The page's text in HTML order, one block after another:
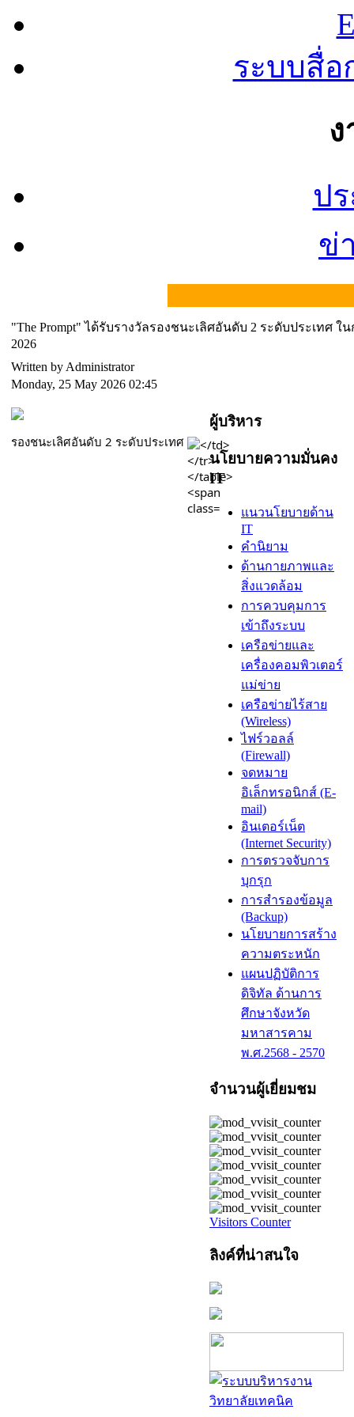
ระบบสื่อ
ป
ข่
"The Prompt" ได้รับรางวัลรองชนะเลิศอันดับ 2 ระดับประเทศ ใน
2026
Written by Administrator
Monday, 25 May 2026 02:45
รองชนะเลิศอันดับ 2 ระดับประเทศ
ผู้บริหาร
นโยบายความมั่นคง
IT
แนวนโยบายด้าน
IT
คำนิยาม
ด้านกายภาพและ
สิ่งแวดล้อม
การควบคุมการ
เข้าถึงระบบ
เครือข่ายและ
เครื่องคอมพิวเตอร์
แม่ข่าย
เครือข่ายไร้สาย
(Wireless)
ไฟร์วอลล์
(Firewall)
จดหมาย
อิเล็กทรอนิกส์ (E-
mail)
อินเตอร์เน็ต
(Internet Security)
การตรวจจับการ
บุกรุก
การสำรองข้อมูล
(Backup)
นโยบายการสร้าง
ความตระหนัก
แผนปฏิบัติการ
ดิจิทัล ด้านการ
ศึกษาจังหวัด
มหาสารคาม
พ.ศ.2568 - 2570
จำนวนผู้เยี่ยมชม
Visitors Counter
ลิงค์ที่น่าสนใจ